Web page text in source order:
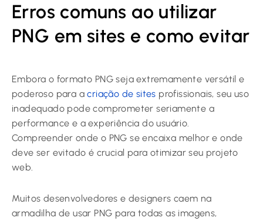
Erros comuns ao utilizar
PNG em sites e como evitar
Embora o formato PNG seja extremamente versátil e
poderoso para acriação de sites profissionais, seu uso
inadequado pode comprometer seriamente a
performance e a experiência do usuário.
Compreender onde o PNG se encaixa melhor e onde
deve ser evitado é crucial para otimizar seu projeto
web.
Muitos desenvolvedores e designers caem na
armadilha de usar PNG para todas as imagens,